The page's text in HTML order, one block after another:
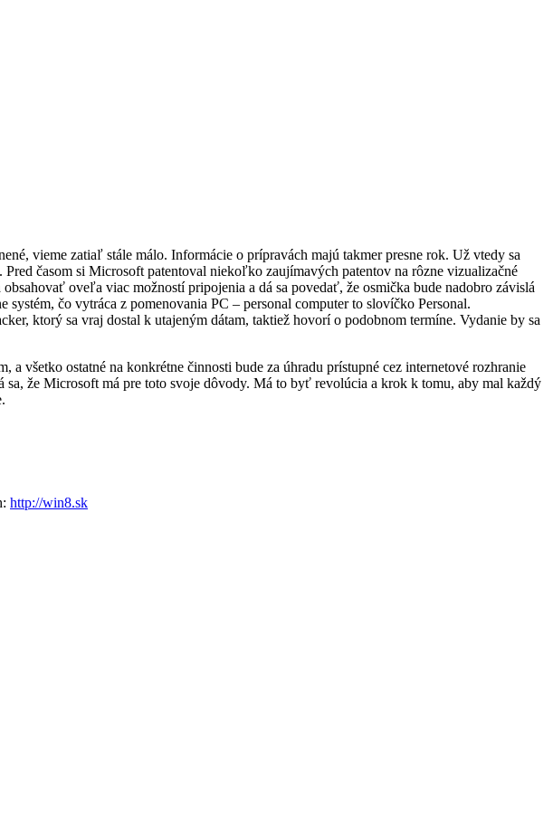
vieme zatiaľ stále málo. Informácie o prípravách majú takmer presne rok. Už vtedy sa
Pred časom si Microsoft patentoval niekoľko zaujímavých patentov na rôzne vizualizačné
oveľa viac možností pripojenia a dá sa povedať, že osmička bude nadobro závislá
čo vytráca z pomenovania PC – personal computer to slovíčko Personal.
ktorý sa vraj dostal k utajeným dátam, taktiež hovorí o podobnom termíne. Vydanie by sa
všetko ostatné na konkrétne činnosti bude za úhradu prístupné cez internetové rozhranie
že Microsoft má pre toto svoje dôvody. Má to byť revolúcia a krok k tomu, aby mal každý
http://win8.sk